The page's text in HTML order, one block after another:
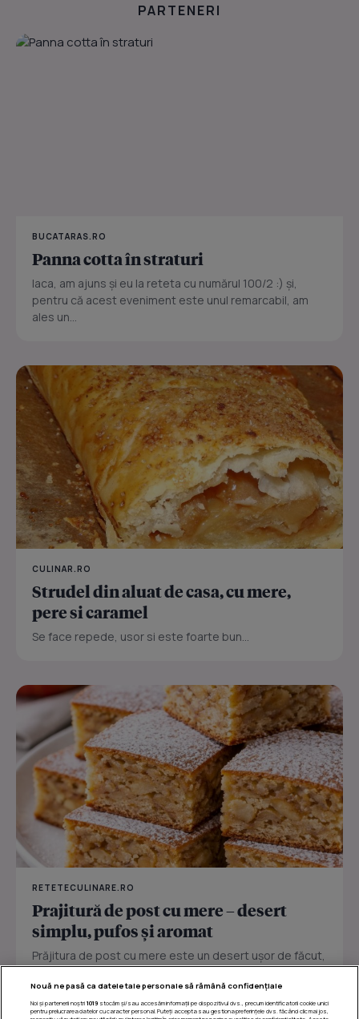
PARTENERI
BUCATARAS.RO
Panna cotta în straturi
Iaca, am ajuns şi eu la reteta cu numărul 100/2 :) şi,
pentru că acest eveniment este unul remarcabil, am
ales un...
CULINAR.RO
Strudel din aluat de casa, cu mere,
pere si caramel
Se face repede, usor si este foarte bun...
RETETECULINARE.RO
Prajitură de post cu mere – desert
simplu, pufos și aromat
Prăjitura de post cu mere este un desert ușor de făcut,
sau...
Nouă ne pasă ca datele tale personale să rămână confidențiale
Noi și partenerii noștri 1019stocăm și/sau accesăm informații pe dispozitivul dvs., precum identificatorii cookie unici
pentru prelucrarea datelor cu caracter personal. Puteți accepta sau gestiona preferințele dvs. făcând clic mai jos,